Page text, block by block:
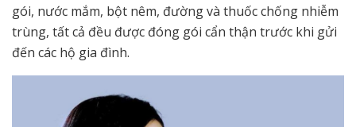
gói, nước mắm, bột nêm, đường và thuốc chống nhiễm
trùng, tất cả đều được đóng gói cẩn thận trước khi gửi
đến các hộ gia đình.